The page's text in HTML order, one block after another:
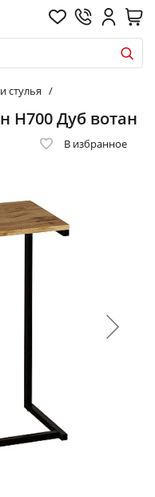
стулья
Н700 Дуб вотан
В избранное